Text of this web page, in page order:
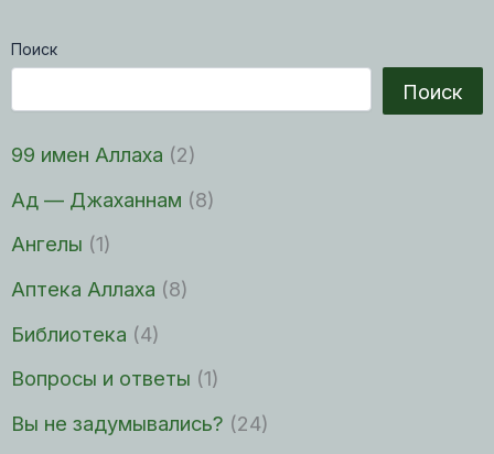
Поиск
Поиск
99 имен Аллаха (2)
Ад — Джаханнам (8)
Ангелы (1)
Аптека Аллаха (8)
Библиотека (4)
Вопросы и ответы (1)
Вы не задумывались? (24)